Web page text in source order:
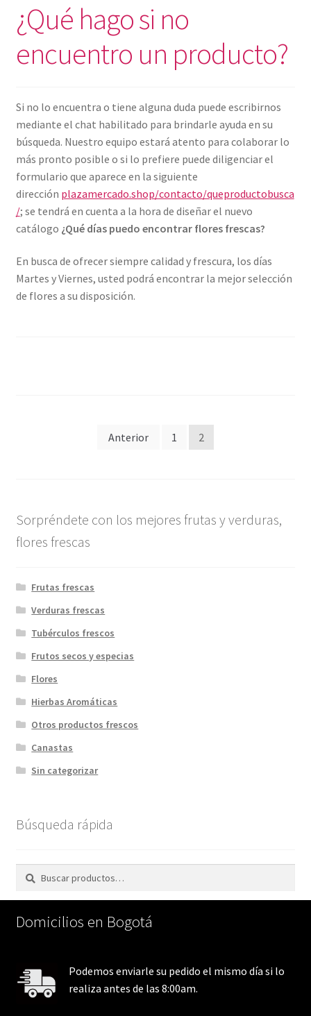
¿Qué hago si no
encuentro un producto?
Si no lo encuentra o tiene alguna duda puede escribirnos
mediante el chat habilitado para brindarle ayuda en su
búsqueda. Nuestro equipo estará atento para colaborar lo
más pronto posible o si lo prefiere puede diligenciar el
formulario que aparece en la siguiente
dirección plazamercado.shop/contacto/queproductobusca
/; se tendrá en cuenta a la hora de diseñar el nuevo
catálogo ¿Qué días puedo encontrar flores frescas?
En busca de ofrecer siempre calidad y frescura, los días
Martes y Viernes, usted podrá encontrar la mejor selección
de flores a su disposición.
PaginaciónAnterior 1 2
Sorpréndete con los mejores frutas y verduras,
flores frescas
Frutas frescas
Verduras frescas
Tubérculos frescos
Frutos secos y especias
Flores
Hierbas Aromáticas
Otros productos frescos
Canastas
Sin categorizar
Búsqueda rápida
Buscar
Buscar
Domicilios en Bogotá
Podemos enviarle su pedido el mismo día si lo
realiza antes de las 8:00am.